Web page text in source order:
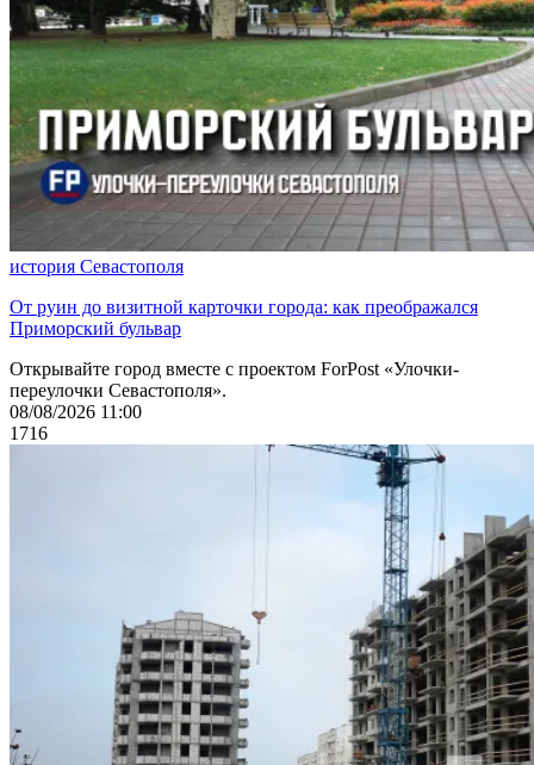
история Севастополя
От руин до визитной карточки города: как преображался
Приморский бульвар
Открывайте город вместе с проектом ForPost «Улочки-
переулочки Севастополя».
08/08/2026 11:00
1716